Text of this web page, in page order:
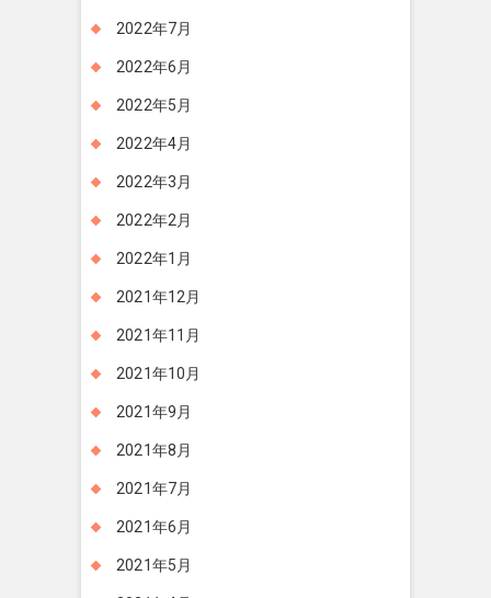
2022年7月
2022年6月
2022年5月
2022年4月
2022年3月
2022年2月
2022年1月
2021年12月
2021年11月
2021年10月
2021年9月
2021年8月
2021年7月
2021年6月
2021年5月